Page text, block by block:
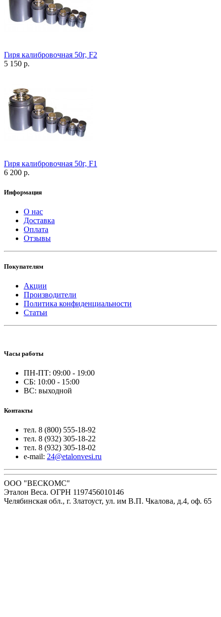
Гиря калибровочная 50г, F2
5 150 р.
Гиря калибровочная 50г, F1
6 200 р.
Информация
О нас
Доставка
Оплата
Отзывы
Покупателям
Акции
Производители
Политика конфиденциальности
Статьи
Часы работы
ПН-ПТ: 09:00 - 19:00
СБ: 10:00 - 15:00
ВС: выходной
Контакты
тел. 8 (800) 555-18-92
тел. 8 (932) 305-18-22
тел. 8 (932) 305-18-02
e-mail: 24@etalonvesi.ru
ООО "ВЕСКОМС"
Эталон Веса. ОГРН 1197456010146
Челябинская обл., г. Златоуст, ул. им В.П. Чкалова, д.4, оф. 65